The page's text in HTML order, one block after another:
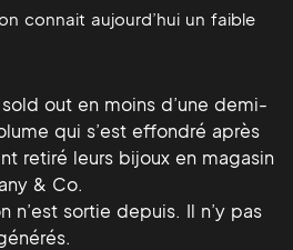
connait aujourd’hui un faible
out en moins d’une demi-
qui s’est effondré après
retiré leurs bijoux en magasin
& Co.
n’est sortie depuis. Il n’y pas